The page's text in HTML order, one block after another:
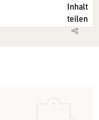
Inhalt
teilen